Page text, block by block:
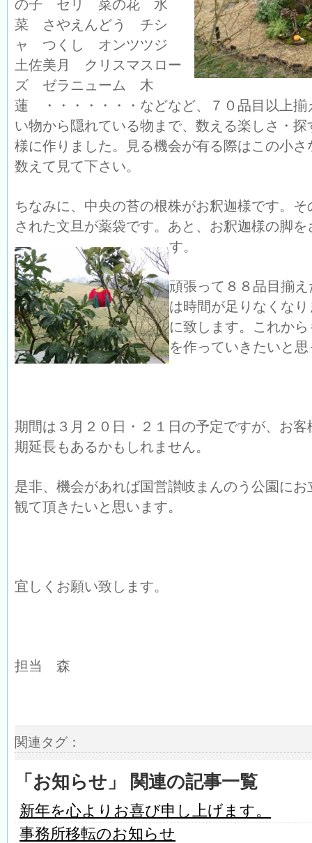
の子 セリ 菜の花 水
菜 さやえんどう チシ
ャ つくし オンツツジ
土佐美月 クリスマスロー
ズ ゼラニューム 木
蓮 ・・・・・・・などなど、７０品目以上揃
い物から隠れている物まで、数える楽しさ・
様に作りました。見る機会が有る際はこの小
数えて見て下さい。
ちなみに、中央の苔の根株がお釈迦様です。
された文旦が薬袋です。あと、お釈迦様の脚
す。
頑張って８８品目揃
は時間が足りなくな
に致します。これか
を作っていきたいと
期間は３月２０日・２１日の予定ですが、お
期延長もあるかもしれません。
是非、機会があれば国営讃岐まんのう公園に
観て頂きたいと思います。
宜しくお願い致します。
担当 森
関連タグ：
「お知らせ」 関連の記事一覧
新年を心よりお喜び申し上げます。
事務所移転のお知らせ